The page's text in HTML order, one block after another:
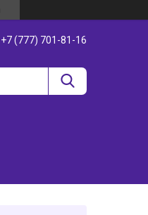
+7 (777) 701-81-16